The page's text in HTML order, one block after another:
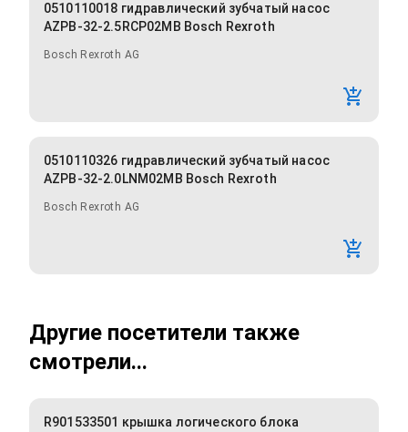
0510110018 гидравлический зубчатый насос
AZPB-32-2.5RCP02MB Bosch Rexroth
Bosch Rexroth AG
0510110326 гидравлический зубчатый насос
AZPB-32-2.0LNM02MB Bosch Rexroth
Bosch Rexroth AG
Другие посетители также
смотрели...
R901533501 крышка логического блока